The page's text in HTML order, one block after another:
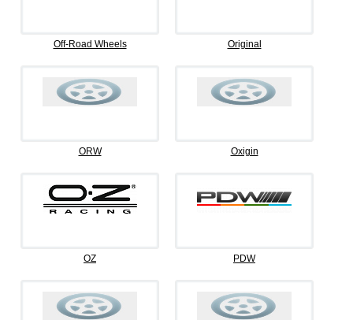
Off-Road Wheels Original
ORW Oxigin
OZ PDW